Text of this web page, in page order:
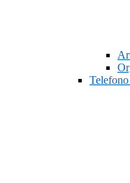
Telefono